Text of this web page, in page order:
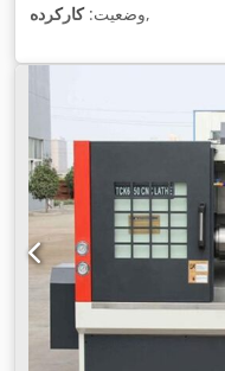
وضعیت:کارکرده ,